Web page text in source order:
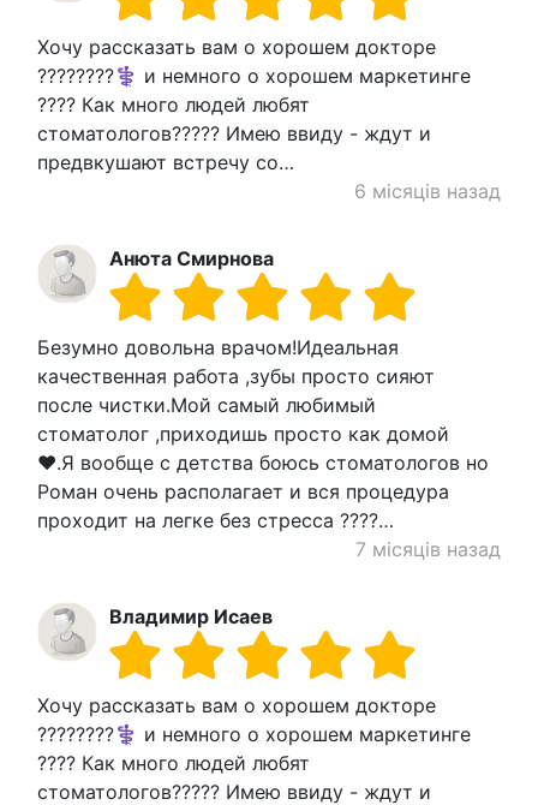
Хочу рассказать вам о хорошем докторе
????????‍⚕️ и немного о хорошем маркетинге
???? Как много людей любят
стоматологов????? Имею ввиду - ждут и
предвкушают встречу со…
6 місяців назад
Анюта Смирнова
Безумно довольна врачом!Идеальная
качественная работа ,зубы просто сияют
после чистки.Мой самый любимый
стоматолог ,приходишь просто как домой
❤️.Я вообще с детства боюсь стоматологов но
Роман очень располагает и вся процедура
проходит на легке без стресса ????…
7 місяців назад
Владимир Исаев
Хочу рассказать вам о хорошем докторе
????????‍⚕️ и немного о хорошем маркетинге
???? Как много людей любят
стоматологов????? Имею ввиду - ждут и